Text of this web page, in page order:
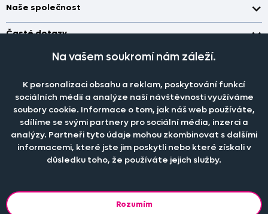
Staňte se členem klubu Dante.cz
Objevte slevy pro členy, získejte akční nabídky, novinky, tipy a
Naše společnost
Doprava a platba
Obchodní podmínky
Nastavení cookies
Katalog zdarma
Časté dotazy
Jak změřit okno pro nákup záclon?
Jak prát záclony a závěsy?
Jak prát povlečení a prostěradla?
Informace o materiálech
Šití záclon a závěsů
PRODEJNÍ ODDĚLENÍ - TELEFONICKY
po-pá 7:30 - 16:00
Tel.:777 111 818
e-mail:dotazy@dante.cz
reklamace:reklamace@dante.cz
Na vašem soukromí nám záleží.
K personalizaci obsahu a reklam, poskytování funkcí
sociálních médií a analýze naší návštěvnosti využíváme
soubory cookie. Informace o tom, jak náš web používáte,
sdílíme se svými partnery pro sociální média, inzerci a
analýzy. Partneři tyto údaje mohou zkombinovat s dalšími
informacemi, které jste jim poskytli nebo které získali v
důsledku toho, že používáte jejich služby.
Rozumím